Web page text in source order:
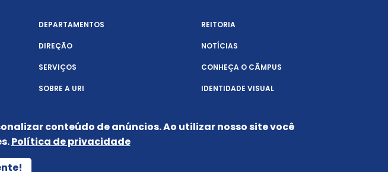
DEPARTAMENTOS
DIREÇÃO
SERVIÇOS
SOBRE A URI
REITORIA
NOTÍCIAS
CONHEÇA O CÂMPUS
IDENTIDADE VISUAL
conteúdo de anúncios. Ao utilizar nosso site você
Política de privacidade